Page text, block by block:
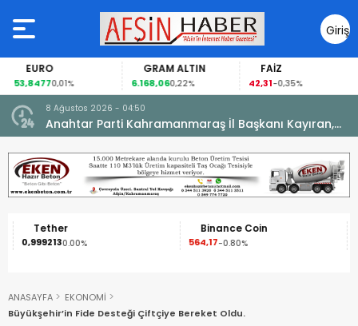
Giriş
Yap
EURO
53,84770,01%
GRAM ALTIN
6.168,060,22%
FAİZ
42,31-0,35%
8 Ağustos 2026 - 04:50
Anahtar Parti Kahramanmaraş İl Başkanı Kayıran,
Afşin Teşkilatı ile buluştu.
Tether
0,9992130.00%
Binance Coin
564,17-0.80%
ANASAYFA
EKONOMİ
Büyükşehir’in Fide Desteği Çiftçiye Bereket Oldu.